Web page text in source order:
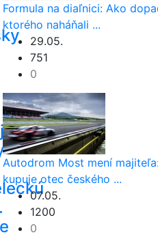
Formula na diaľnici: Ako
ktorého naháňali ...
29.05.
751
0
Autodrom Most mení
kupuje otec českého ...
07.05.
1200
0